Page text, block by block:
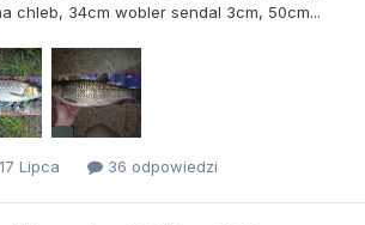
chleb, 34cm wobler sendal 3cm, 50cm...
17 Lipca 36 odpowiedzi